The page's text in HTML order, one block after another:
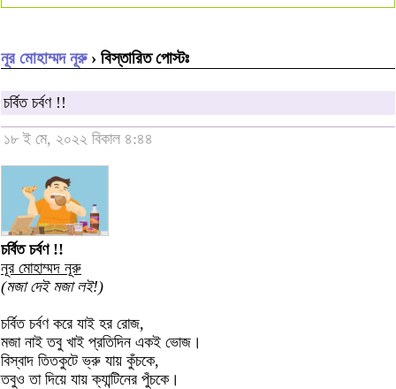
নূর মোহাম্মদ নূরু› বিস্তারিত পোস্টঃ
চর্বিত চর্বণ !!
১৮ ই মে, ২০২২ বিকাল ৪:৪৪
চর্বিত চর্বণ !!
নূর মোহাম্মদ নূরু
(মজা দেই মজা লই!)
চর্বিত চর্বণ করে যাই হর রোজ,
মজা নাই তবু খাই প্রতিদিন একই ভোজ।
বিস্বাদ তিতকুটে ভ্রু যায় কুঁচকে,
তবুও তা দিয়ে যায় ক্যান্টিনের পুঁচকে।